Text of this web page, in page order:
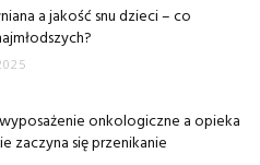
a jakość snu dzieci – co
onkologiczne a opieka
zaczyna się przenikanie